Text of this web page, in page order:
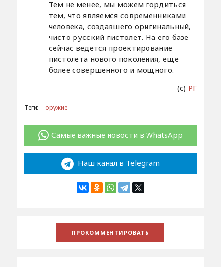
Тем не менее, мы можем гордиться
тем, что являемся современниками
человека, создавшего оригинальный,
чисто русский пистолет. На его базе
сейчас ведется проектирование
пистолета нового поколения, еще
более совершенного и мощного.
(с) РГ
Теги: оружие
Самые важные новости в WhatsApp
Наш канал в Telegram